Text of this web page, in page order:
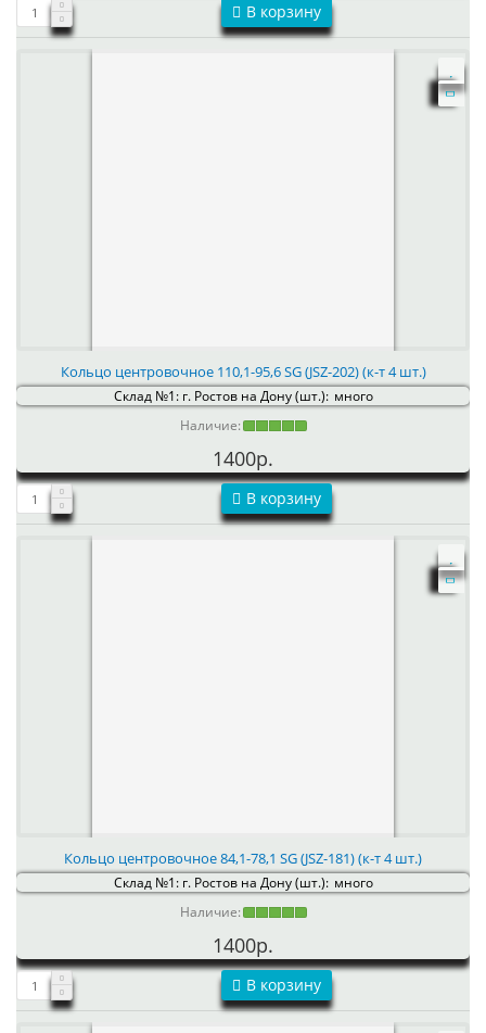
В корзину
Кольцо центровочное 110,1-95,6 SG (JSZ-202) (к-т 4 шт.)
Склад №1: г. Ростов на Дону (шт.): много
Наличие:
1400р.
В корзину
Кольцо центровочное 84,1-78,1 SG (JSZ-181) (к-т 4 шт.)
Склад №1: г. Ростов на Дону (шт.): много
Наличие:
1400р.
В корзину